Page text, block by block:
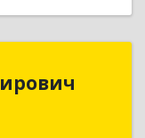
г. Находка, ул.